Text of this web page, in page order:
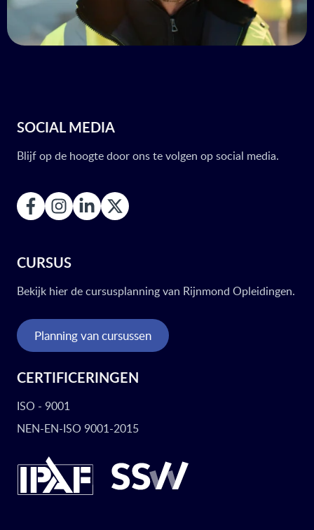
SOCIAL MEDIA
Blijf op de hoogte door ons te volgen op social media.
CURSUS
Bekijk hier de cursusplanning van Rijnmond Opleidingen.
Planning van cursussen
CERTIFICERINGEN
ISO - 9001
NEN-EN-ISO 9001-2015